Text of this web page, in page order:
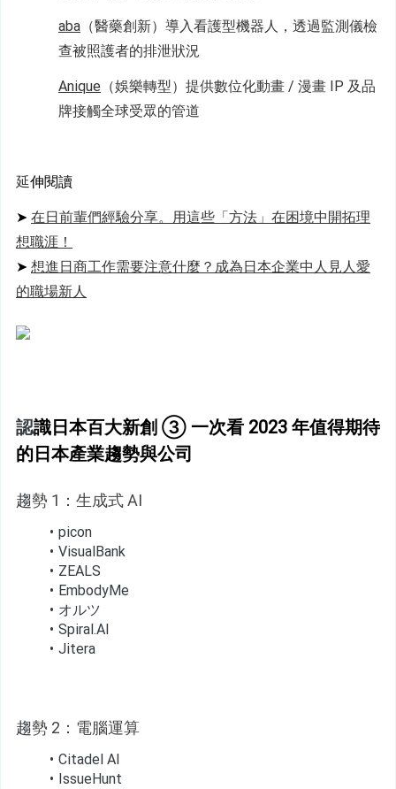
aba （醫藥創新）導入看護型機器人，透過監測儀檢
查被照護者的排泄狀況
Anique （娛樂轉型）提供數位化動畫 / 漫畫 IP 及品
牌接觸全球受眾的管道
延伸閱讀
➤ 在日前輩們經驗分享。用這些「方法」在困境中開拓理
想職涯！
➤ 想進日商工作需要注意什麼？成為日本企業中人見人愛
的職場新人
認識日本百大新創 ③ 一次看 2023 年值得期待
的日本產業趨勢與公司
趨勢 1：生成式 AI
picon
VisualBank
ZEALS
EmbodyMe
オルツ
Spiral.AI
Jitera
趨勢 2：電腦運算
Citadel AI
IssueHunt